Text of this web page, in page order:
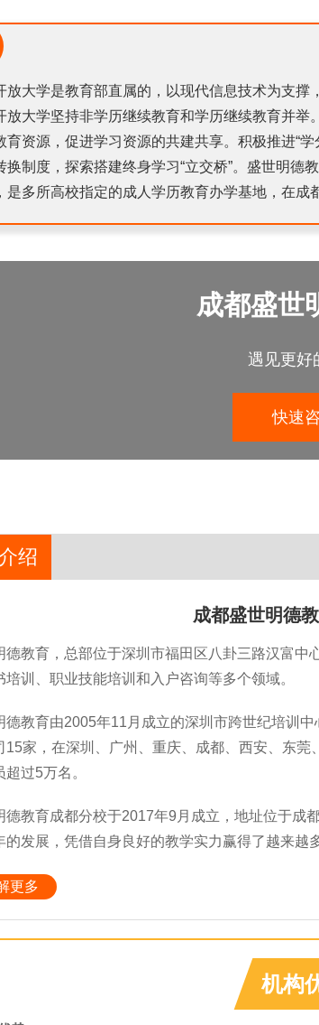
放大学是教育部直属的，以现代信息技术为支撑
放大学坚持非学历继续教育和学历继续教育并
育资源，促进学习资源的共建共享。积极推进“
换制度，探索搭建终身学习“立交桥”。盛世明德
是多所高校指定的成人学历教育办学基地，在成
成都盛世
遇见更好
快速
绍
成都盛世明德
德教育，总部位于深圳市福田区八卦三路汉富
培训、职业技能培训和入户咨询等多个领域。
德教育由2005年11月成立的深圳市跨世纪培训
15家，在深圳、广州、重庆、成都、西安、东
超过5万名。
德教育成都分校于2017年9月成立，地址位于成
的发展，凭借自身良好的教学实力赢得了越来越
更多
机构